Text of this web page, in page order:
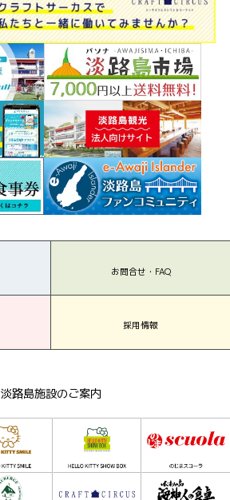
お問合せ・FAQ
採用情報
淡路島施設のご案内